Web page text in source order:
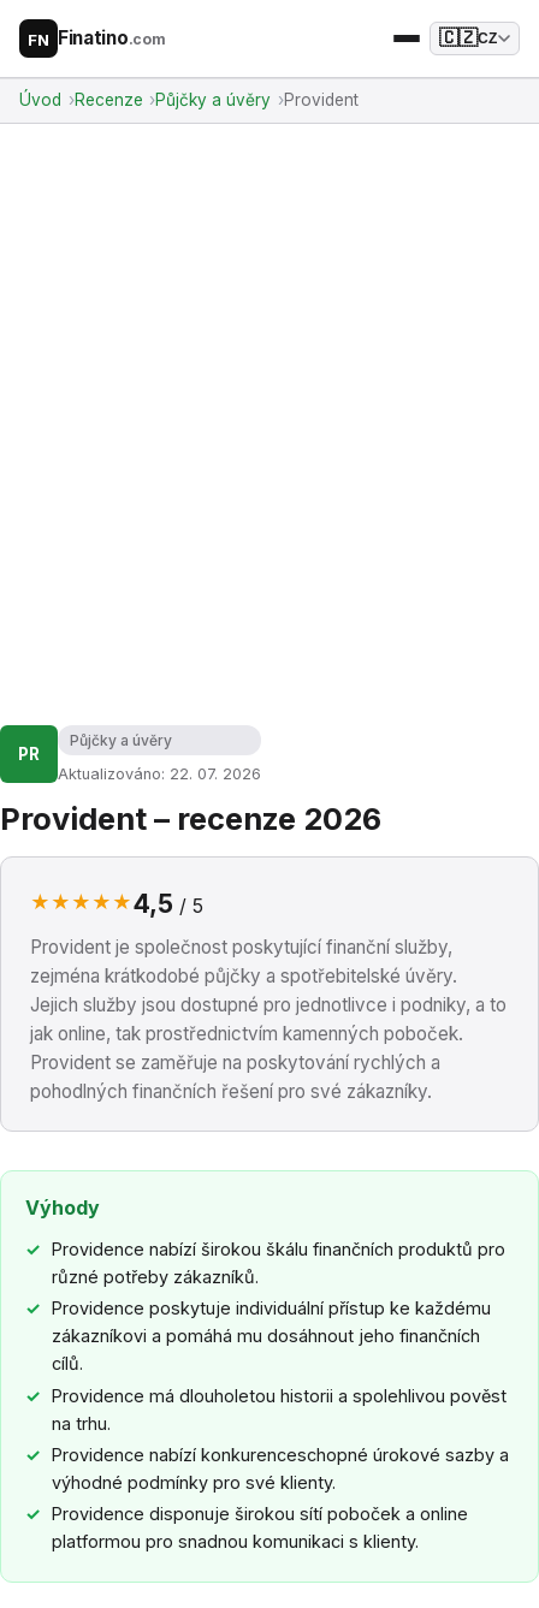
FN Finatino.com 🇨🇿CZ
Úvod Recenze Půjčky a úvěry Provident
PR
Půjčky a úvěry
Aktualizováno: 22. 07. 2026
Provident – recenze 2026
★ ★ ★ ★ ★4,5 / 5
Provident je společnost poskytující finanční služby,
zejména krátkodobé půjčky a spotřebitelské úvěry.
Jejich služby jsou dostupné pro jednotlivce i podniky, a to
jak online, tak prostřednictvím kamenných poboček.
Provident se zaměřuje na poskytování rychlých a
pohodlných finančních řešení pro své zákazníky.
Výhody
Providence nabízí širokou škálu finančních produktů pro
různé potřeby zákazníků.
Providence poskytuje individuální přístup ke každému
zákazníkovi a pomáhá mu dosáhnout jeho finančních
cílů.
Providence má dlouholetou historii a spolehlivou pověst
na trhu.
Providence nabízí konkurenceschopné úrokové sazby a
výhodné podmínky pro své klienty.
Providence disponuje širokou sítí poboček a online
platformou pro snadnou komunikaci s klienty.